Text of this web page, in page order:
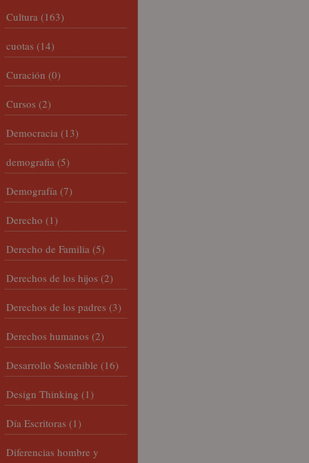
Cultura (163)
cuotas (14)
Curación (0)
Cursos (2)
Democracia (13)
demografia (5)
Demografía (7)
Derecho (1)
Derecho de Familia (5)
Derechos de los hijos (2)
Derechos de los padres (3)
Derechos humanos (2)
Desarrollo Sostenible (16)
Design Thinking (1)
Día Escritoras (1)
Diferencias hombre y